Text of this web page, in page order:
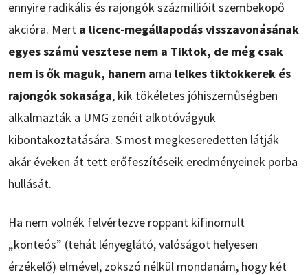
ennyire radikális és rajongók százmillióit szembeköpő
akcióra. Mert a licenc-megállapodás visszavonásának
egyes számú vesztese nem a Tiktok, de még csak
nem is ők maguk, hanem ama lelkes tiktokkerek és
rajongók sokasága, kik tökéletes jóhiszeműségben
alkalmazták a UMG zenéit alkotóvágyuk
kibontakoztatására. S most megkeseredetten látják
akár éveken át tett erőfeszítéseik eredményeinek porba
hullását.
Ha nem volnék felvértezve roppant kifinomult
„konteós” (tehát lényeglátó, valóságot helyesen
érzékelő) elmével, zokszó nélkül mondanám, hogy két